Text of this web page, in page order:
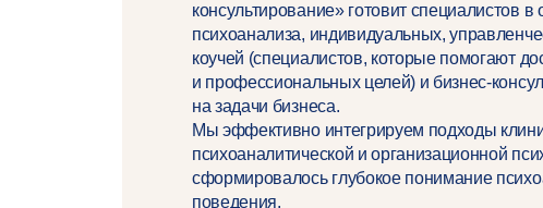
консультирование» готовит специалистов в
психоанализа, индивидуальных,
коучей (специалистов, которые помогают
и профессиональных целей) и бизнес-
на задачи бизнеса.
Мы эффективно интегрируем подходы
психоаналитической и организационной
сформировалось глубокое понимание
поведения.